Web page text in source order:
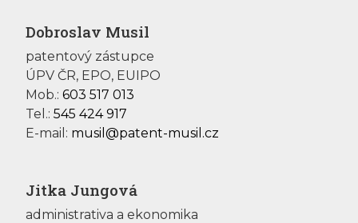
Dobroslav Musil
patentový zástupce
ÚPV ČR, EPO, EUIPO
Mob.: 603 517 013
Tel.: 545 424 917
E-mail: musil@patent-musil.cz
Jitka Jungová
administrativa a ekonomika